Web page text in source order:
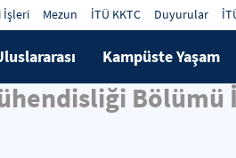
İşleri Mezun İTÜ KKTC Duyurular
Kampüste Yaşam
Bölümü